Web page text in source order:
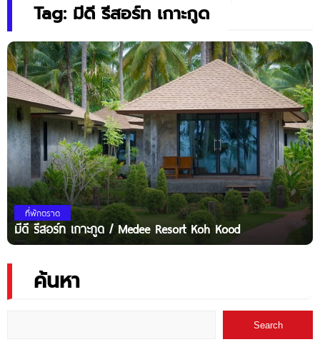
Tag: มีดี รีสอร์ท เกาะกูด
ที่พักตราด
มีดี รีสอร์ท เกาะกูด / Medee Resort Koh Kood
ค้นหา
Search